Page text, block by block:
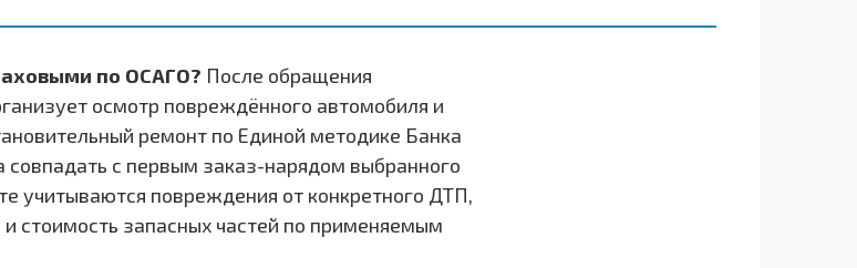
по ОСАГО? После обращения
осмотр повреждённого автомобиля и
ремонт по Единой методике Банка
совпадать с первым заказ-нарядом выбранного
учитываются повреждения от конкретного ДТП,
стоимость запасных частей по применяемым